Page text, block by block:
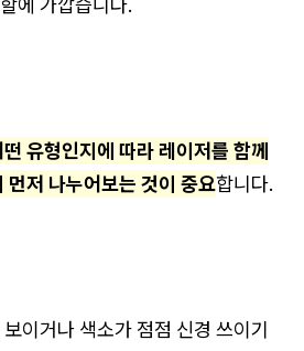
에 가깝습니다.
유형인지에 따라 레이저를 함께
먼저 나누어보는 것이 중요합니다.
이거나 색소가 점점 신경 쓰이기